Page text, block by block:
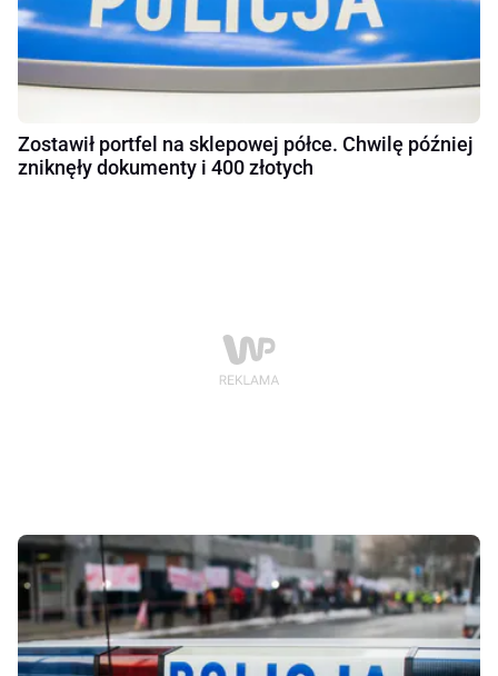
Zostawił portfel na sklepowej półce. Chwilę później
zniknęły dokumenty i 400 złotych